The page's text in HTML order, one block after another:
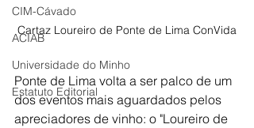
CIM-Cávado
ACIAB
Universidade do Minho
Estatuto Editorial
Cartaz Loureiro de Ponte de Lima ConVida
Ponte de Lima volta a ser palco de um
dos eventos mais aguardados pelos
apreciadores de vinho: o "Loureiro de